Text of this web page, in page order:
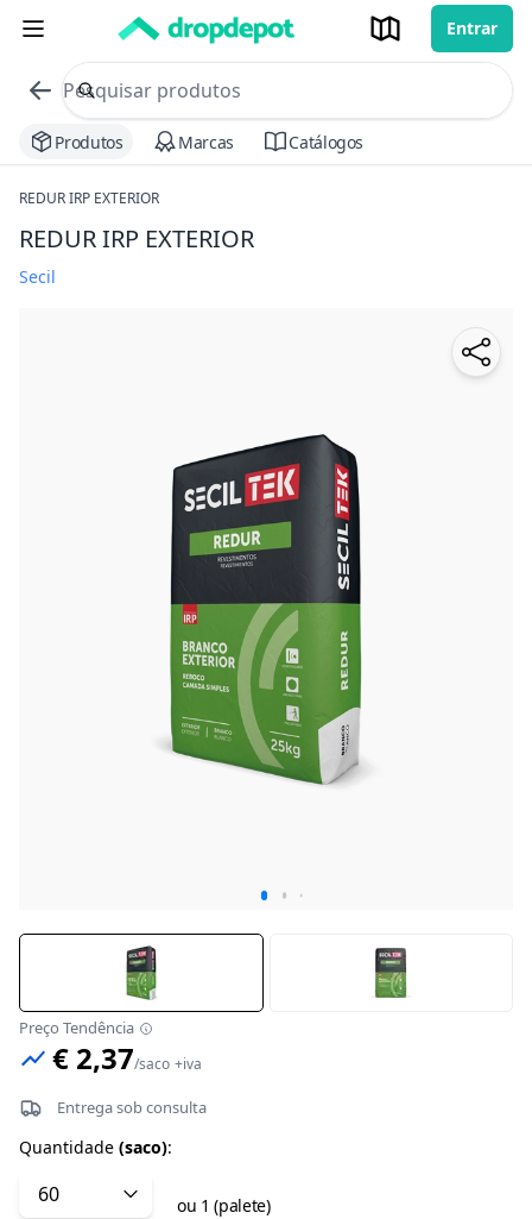
Entrar
commerce search no header
Procurar
Produtos Marcas Catálogos
REDUR IRP EXTERIOR
REDUR IRP EXTERIOR
Secil
Preço Tendência
€ 2,37/saco +iva
Entrega sob consulta
Quantidade (saco):
ou 1 (palete)